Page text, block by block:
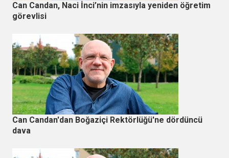
Can Candan, Naci İnci’nin imzasıyla yeniden öğretim
görevlisi
Can Candan'dan Boğaziçi Rektörlüğü'ne dördüncü
dava